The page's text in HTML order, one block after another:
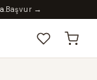
Başvur →